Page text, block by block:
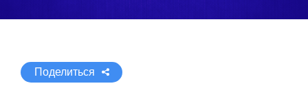
Поделиться